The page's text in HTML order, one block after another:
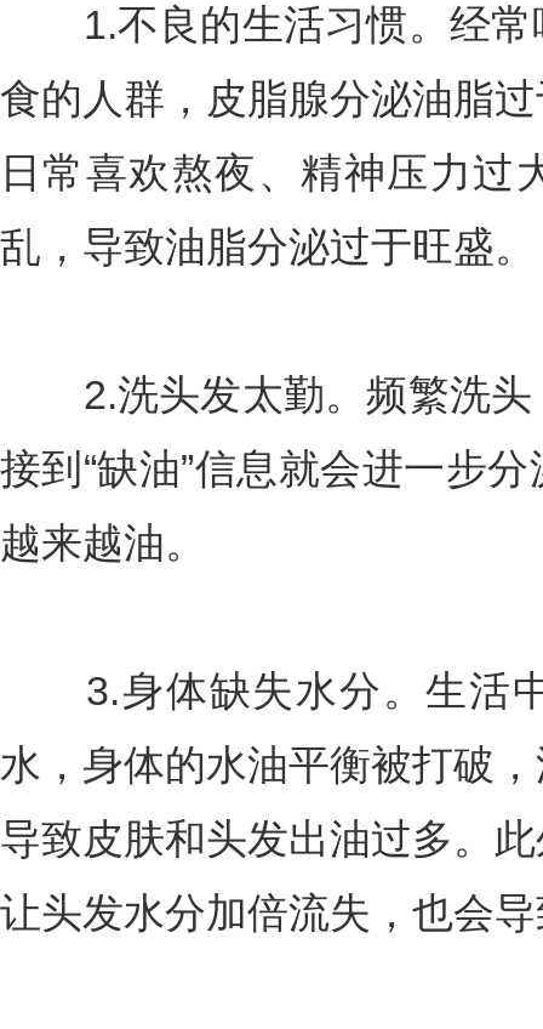
1.不良的生活习惯。经常
食的人群，皮脂腺分泌油脂
日常喜欢熬夜、精神压力过
乱，导致油脂分泌过于旺盛。
2.洗头发太勤。频繁洗头
接到“缺油”信息就会进一步
越来越油。
3.身体缺失水分。生活
水，身体的水油平衡被打破
导致皮肤和头发出油过多。
让头发水分加倍流失，也会